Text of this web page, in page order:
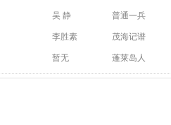
吴 静 普通一兵
李胜素 茂海记谱
暂无 蓬莱岛人